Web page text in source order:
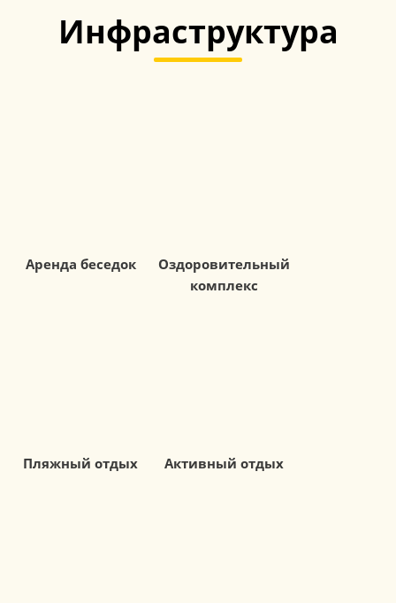
Инфраструктура
Аренда беседок
Оздоровительный
комплекс
Пляжный отдых Активный отдых